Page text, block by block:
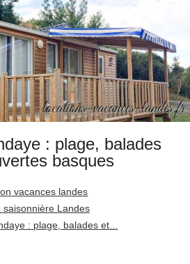
: plage, balades
basques
vacances landes
saisonnière Landes
: plage, balades et...